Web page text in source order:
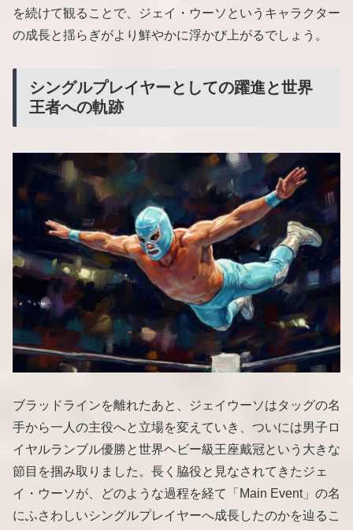
を続けて観ることで、ジェイ・ウーソというキャラクター
の成長と揺らぎがより鮮やかに浮かび上がるでしょう。
シングルプレイヤーとしての躍進と世界
王者への軌跡
ブラッドラインを離れたあと、ジェイウーソはタッグの名
手から一人の主役へと立場を変えていき、ついには男子ロ
イヤルランブル優勝と世界ヘビー級王座戴冠という大きな
節目を掴み取りました。長く脇役と見なされてきたジェ
イ・ウーソが、どのような過程を経て「Main Event」の名
にふさわしいシングルプレイヤーへ成長したのかを辿るこ